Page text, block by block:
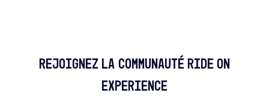
en
la
página
Rejoignez la communauté Ride On
Experience